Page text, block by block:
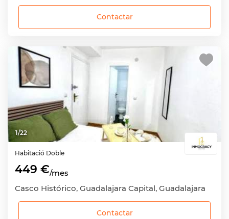
Contactar
1/22
Habitació Doble
449 €/mes
Casco Histórico, Guadalajara Capital, Guadalajara
Contactar